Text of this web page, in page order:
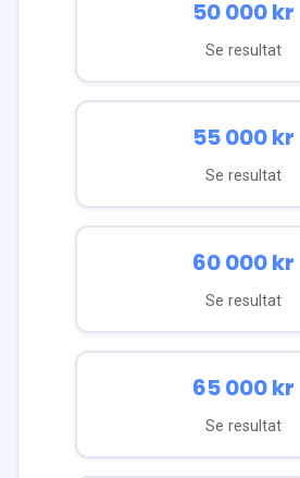
50 000kr
Se resultat
55 000kr
Se resultat
60 000kr
Se resultat
65 000kr
Se resultat